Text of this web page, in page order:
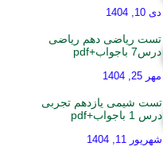
دی 10, 1404
تست ریاضی دهم ریاضی
درس7 باجواب+pdf
مهر 25, 1404
تست شیمی یازدهم تجربی
درس 1 باجواب+pdf
شهریور 11, 1404